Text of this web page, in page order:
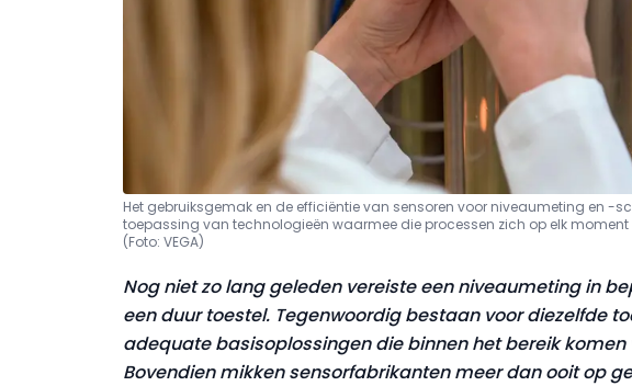
Het gebruiksgemak en de efficiëntie van sensoren voor niveaumeting en -
toepassing van technologieën waarmee die processen zich op elk
(Foto: VEGA)
Nog niet zo lang geleden vereiste een niveaumetingin
eenduur toestel. Tegenwoordig bestaan voor diezelfde
adequatebasisoplossingen die binnen het bereik
Bovendien mikken sensorfabrikanten meer dan ooit op